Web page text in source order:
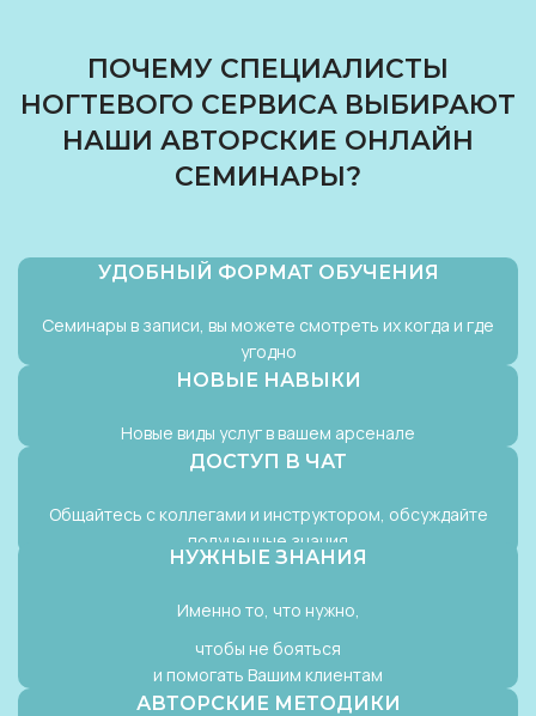
ПОЧЕМУ СПЕЦИАЛИСТЫ
НОГТЕВОГО СЕРВИСА ВЫБИРАЮТ
НАШИ АВТОРСКИЕ ОНЛАЙН
СЕМИНАРЫ?
УДОБНЫЙ ФОРМАТ ОБУЧЕНИЯ
Семинары в записи, вы можете смотреть их когда и где
угодно
НОВЫЕ НАВЫКИ
Новые виды услуг в вашем арсенале
ДОСТУП В ЧАТ
Общайтесь с коллегами и инструктором, обсуждайте
полученные знания
НУЖНЫЕ ЗНАНИЯ
Именно то, что нужно,
чтобы не бояться
и помогать Вашим клиентам
АВТОРСКИЕ МЕТОДИКИ